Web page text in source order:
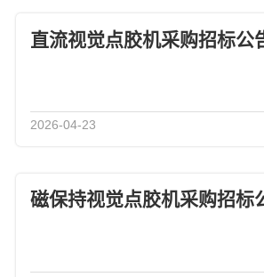
直流视觉点胶机采购招标公
2026-04-23
磁保持视觉点胶机采购招标